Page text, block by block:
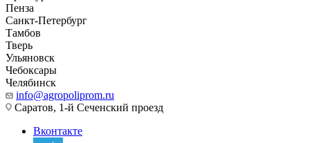
Пенза
Санкт-Петербург
Тамбов
Тверь
Ульяновск
Чебоксары
Челябинск
info@agropoliprom.ru
Саратов, 1-й Сеченский проезд
Вконтакте